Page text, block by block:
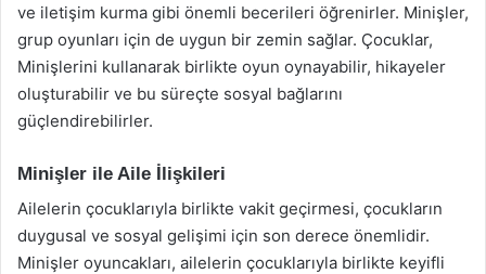
ve iletişim kurma gibi önemli becerileri öğrenirler. Minişler,
grup oyunları için de uygun bir zemin sağlar. Çocuklar,
Minişlerini kullanarak birlikte oyun oynayabilir, hikayeler
oluşturabilir ve bu süreçte sosyal bağlarını
güçlendirebilirler.
Minişler ile Aile İlişkileri
Ailelerin çocuklarıyla birlikte vakit geçirmesi, çocukların
duygusal ve sosyal gelişimi için son derece önemlidir.
Minişler oyuncakları, ailelerin çocuklarıyla birlikte keyifli